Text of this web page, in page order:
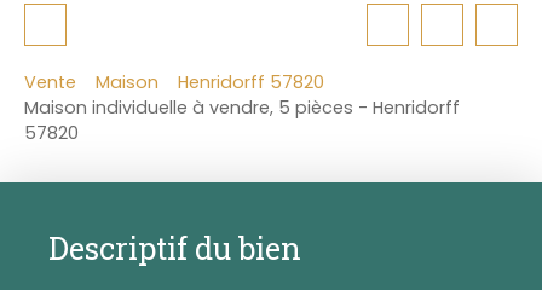
Vente Maison
Henridorff 57820
Maison individuelle à vendre, 5 pièces - Henridorff
57820
Descriptif du bien